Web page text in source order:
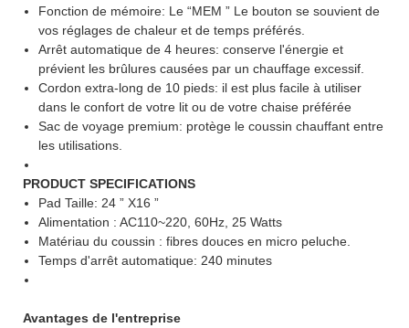
Fonction de mémoire: Le “MEM ” Le bouton se souvient de
vos réglages de chaleur et de temps préférés.
Arrêt automatique de 4 heures: conserve l'énergie et
prévient les brûlures causées par un chauffage excessif.
Cordon extra-long de 10 pieds: il est plus facile à utiliser
dans le confort de votre lit ou de votre chaise préférée
Sac de voyage premium: protège le coussin chauffant entre
les utilisations.
PRODUCT SPECIFICATIONS
Pad Taille: 24 ” X16 ”
Alimentation : AC110~220, 60Hz, 25 Watts
Matériau du coussin : fibres douces en micro peluche.
Temps d'arrêt automatique: 240 minutes
Avantages de l'entreprise